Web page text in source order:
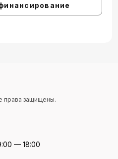
права защищены.
— 18:00